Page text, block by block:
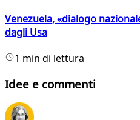
Venezuela, «dialogo
dagli Usa
1 min di lettura
Idee e commenti